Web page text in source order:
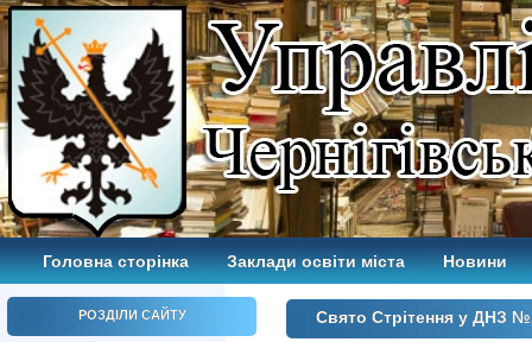
Головна сторінка Заклади освіти міста Новини
РОЗДІЛИ САЙТУ Свято Стрітення у ДНЗ